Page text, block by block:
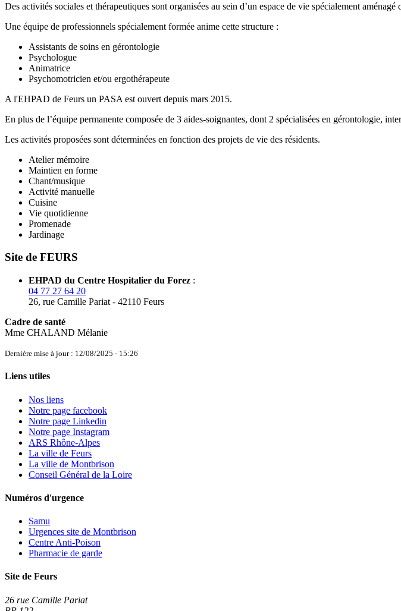
Des activités sociales et thérapeutiques sont organisées au sein d’un espace de vie spécialement
Une équipe de professionnels spécialement formée anime cette structure :
Assistants de soins en gérontologie
Psychologue
Animatrice
Psychomotricien et/ou ergothérapeute
A l'EHPAD de Feurs un PASA est ouvert depuis mars 2015.
En plus de l’équipe permanente composée de 3 aides-soignantes, dont 2 spécialisées en gérontologie,
Les activités proposées sont déterminées en fonction des projets de vie des résidents.
Atelier mémoire
Maintien en forme
Chant/musique
Activité manuelle
Cuisine
Vie quotidienne
Promenade
Jardinage
Site de FEURS
EHPAD du Centre Hospitalier du Forez :
04 77 27 64 20
26, rue Camille Pariat - 42110 Feurs
Cadre de santé
Mme CHALAND Mélanie
Dernière mise à jour : 12/08/2025 - 15:26
Liens utiles
Nos liens
Notre page facebook
Notre page Linkedin
Notre page Instagram
ARS Rhône-Alpes
La ville de Feurs
La ville de Montbrison
Conseil Général de la Loire
Numéros d'urgence
Samu
Urgences site de Montbrison
Centre Anti-Poison
Pharmacie de garde
Site de Feurs
26 rue Camille Pariat